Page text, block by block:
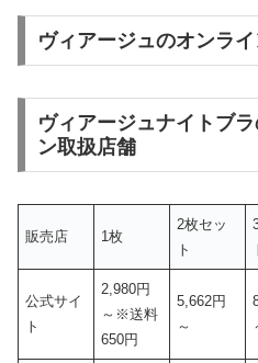
ヴィアージュのオンラ
ヴィアージュナイトブ
ン取扱店舗
販売店 1枚
2枚セッ
ト
公式サイ
ト
2,980円
～※送料
650円
5,662円
～